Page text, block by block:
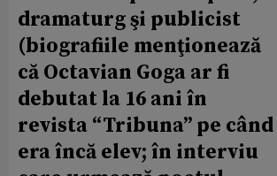
dramaturg şi publicist
(biografiile menţionează
că Octavian Goga ar fi
debutat la 16 ani în
revista “Tribuna” pe când
era încă elev; în interviu